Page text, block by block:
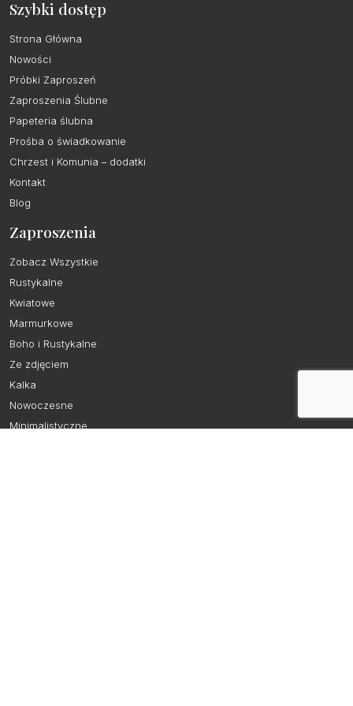
Szybki dostęp
Strona Główna
Nowości
Próbki Zaproszeń
Zaproszenia Ślubne
Papeteria ślubna
Prośba o świadkowanie
Chrzest i Komunia – dodatki
Kontakt
Blog
Zaproszenia
Zobacz Wszystkie
Rustykalne
Kwiatowe
Marmurkowe
Boho i Rustykalne
Ze zdjęciem
Kalka
Nowoczesne
Minimalistyczne